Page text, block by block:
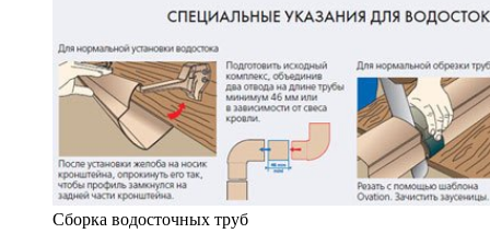
Сборка водосточных труб